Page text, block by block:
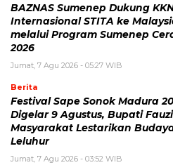
BAZNAS Sumenep Dukung
Internasional STITA ke
melalui Program Sumenep
2026
Jumat, 7 Agu 2026 - 05:27 WIB
Berita
Festival Sape Sonok Madura
Digelar 9 Agustus, Bupati
Masyarakat Lestarikan
Leluhur
Jumat, 7 Agu 2026 - 03:52 WIB